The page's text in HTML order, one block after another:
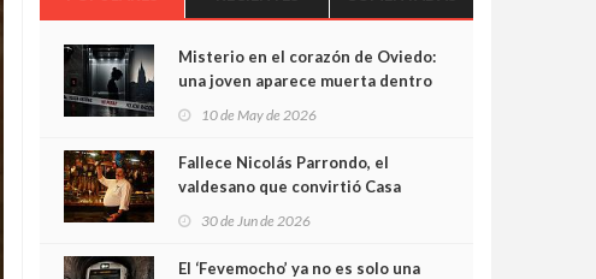
Misterio en el corazón de Oviedo:
una joven aparece muerta dentro
cámaras captan sus últimos
minutos
10 de May de 2026
Fallece Nicolás Parrondo, el
valdesano que convirtió Casa
30 de Jun de 2026
El ‘Fevemocho’ ya no es solo una